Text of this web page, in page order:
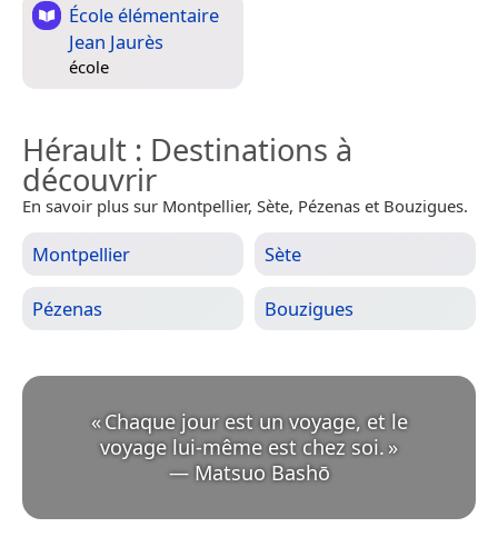
École élémentaire
Jean Jaurès
école
Hérault : Destinations à
découvrir
En savoir plus sur Montpellier, Sète, Pézenas et Bouzigues.
Montpellier Sète
Pézenas Bouzigues
«Chaque jour est un voyage, et le
voyage lui-même est chez soi.
— Matsuo Bashō